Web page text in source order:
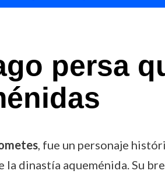
persa
, fue un personaje
dinastía aqueménida. Su